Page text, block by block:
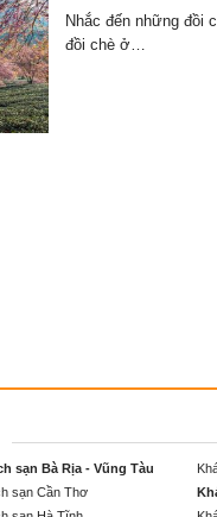
Nhắc đến những đồi
đồi chè ở…
sạn Bà Rịa - Vũng Tàu
sạn Cần Thơ